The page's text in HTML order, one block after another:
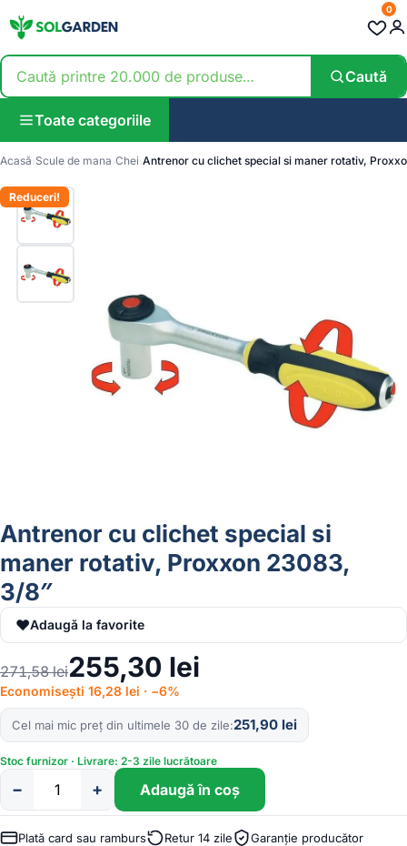
Caută
0
Toate categoriile
Acasă Scule de mana Chei Antrenor cu clichet special si maner rotativ,
Reduceri!
Antrenor cu clichet special si
maner rotativ, Proxxon 23083,
3/8″
♥Adaugă la favorite
271,58lei255,30 lei
Economisești 16,28 lei · −6%
Cel mai mic preț din ultimele 30 de zile 251,90 lei
Stoc furnizor · Livrare: 2-3 zile lucrătoare
Cantitate
Antrenor
cu
− + Adaugă în coș
Plată card sau ramburs Retur 14 zile Garanție producător